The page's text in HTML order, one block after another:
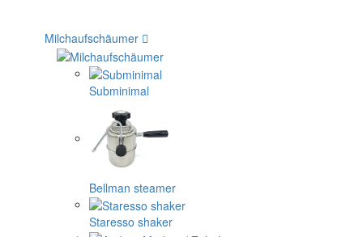
Milchaufschäumer
Subminimal
Bellman steamer
Staresso shaker